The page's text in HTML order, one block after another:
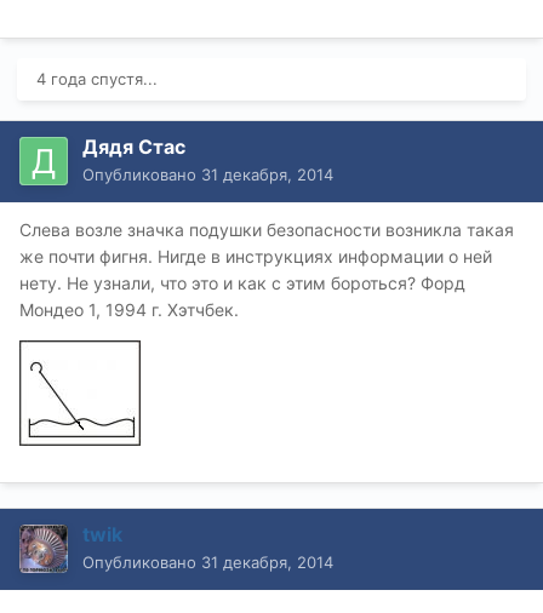
4 года спустя...
Дядя Стас
Опубликовано 31 декабря, 2014
Слева возле значка подушки безопасности возникла такая
же почти фигня. Нигде в инструкциях информации о ней
нету. Не узнали, что это и как с этим бороться? Форд
Мондео 1, 1994 г. Хэтчбек.
twik
Опубликовано 31 декабря, 2014